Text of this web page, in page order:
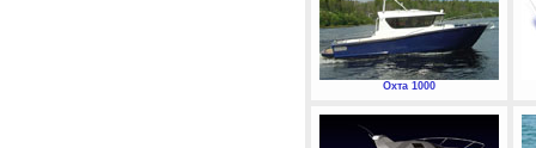
Охта 1000